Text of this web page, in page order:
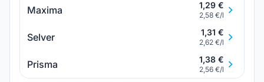
Maxima 1,29 €
2,58 €/l
Selver 1,31 €
2,62 €/l
Prisma 1,38 €
2,56 €/l